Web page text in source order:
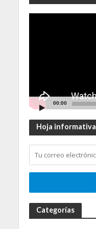
00:00
Hoja informativa
Categorías